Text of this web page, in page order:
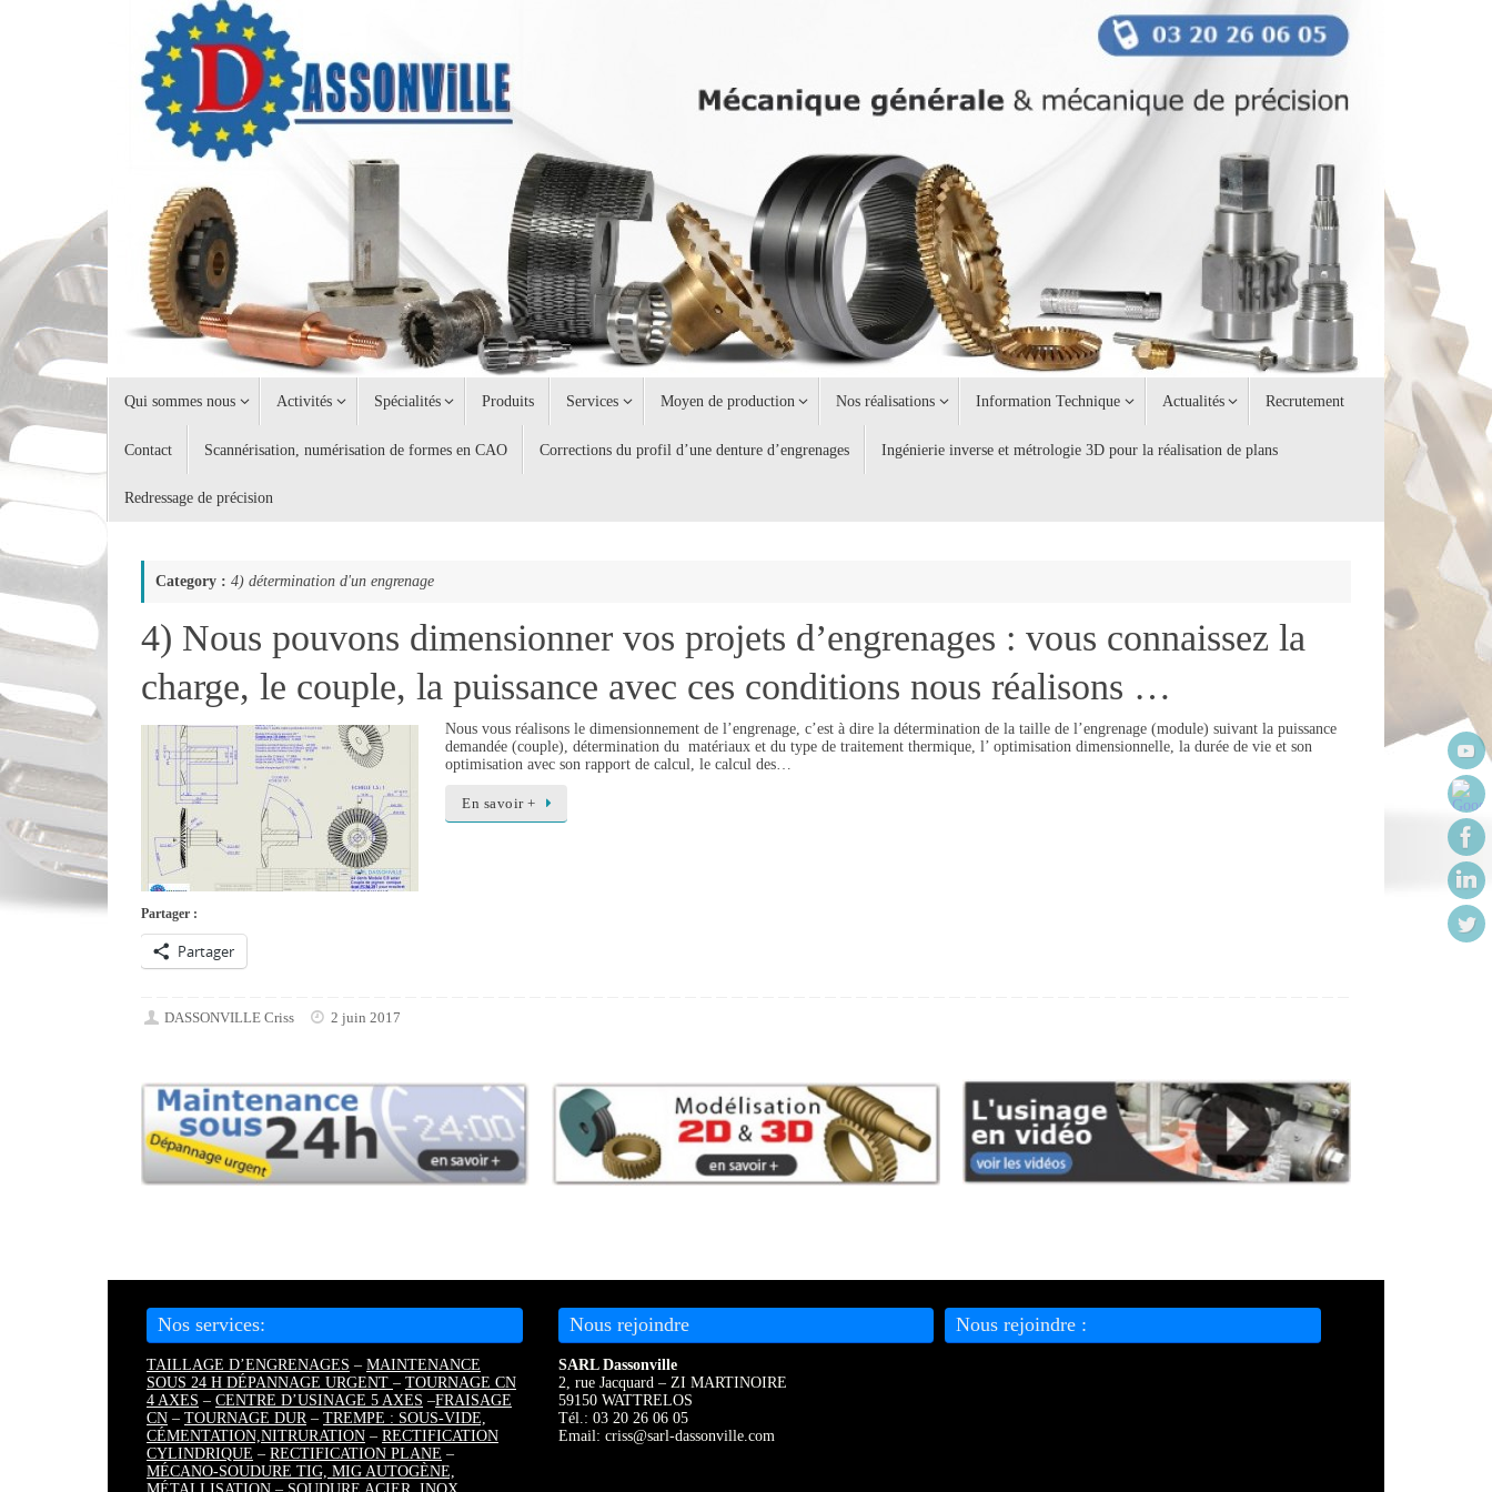
Qui sommes nous Activités Spécialités Produits Services Moyen de production Nos réalisations Information Technique Actualités Recrutement
Contact Scannérisation, numérisation de formes en CAO Corrections du profil d’une denture d’engrenages Ingénierie inverse et métrologie 3D pour la réalisation de plans
Redressage de précision
Category : 4) détermination d'un engrenage
4) Nous pouvons dimensionner vos projets d’engrenages : vous connaissez la
charge, le couple, la puissance avec ces conditions nous réalisons …
Nous vous réalisons le dimensionnement de l’engrenage, c’est à dire la détermination de la taille de l’engrenage (module) suivant la puissance
demandée (couple), détermination du matériaux et du type de traitement thermique, l’ optimisation dimensionnelle, la durée de vie et son
optimisation avec son rapport de calcul, le calcul des…
En savoir +
Partager :
Partager
DASSONVILLE Criss 2 juin 2017
Nos services:
TAILLAGE D’ENGRENAGES – MAINTENANCE
SOUS 24 H DÉPANNAGE URGENT – TOURNAGE CN
4 AXES – CENTRE D’USINAGE 5 AXES –FRAISAGE
CN – TOURNAGE DUR– TREMPE : SOUS-VIDE,
CÉMENTATION,NITRURATION – RECTIFICATION
CYLINDRIQUE – RECTIFICATION PLANE –
MÉCANO-SOUDURE TIG, MIG AUTOGÈNE,
Nous rejoindre
SARL Dassonville
2, rue Jacquard – ZI MARTINOIRE
59150 WATTRELOS
Tél.: 03 20 26 06 05
Email: criss@sarl-dassonville.com
Nous rejoindre :